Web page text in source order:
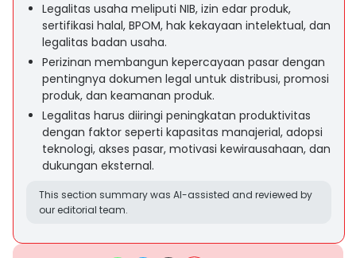
Legalitas usaha meliputi NIB, izin edar produk,
sertifikasi halal, BPOM, hak kekayaan intelektual, dan
legalitas badan usaha.
Perizinan membangun kepercayaan pasar dengan
pentingnya dokumen legal untuk distribusi, promosi
produk, dan keamanan produk.
Legalitas harus diiringi peningkatan produktivitas
dengan faktor seperti kapasitas manajerial, adopsi
teknologi, akses pasar, motivasi kewirausahaan, dan
dukungan eksternal.
This section summary was AI-assisted and reviewed by
our editorial team.